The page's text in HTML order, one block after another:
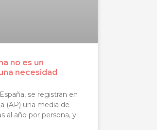
no es un
necesidad
se registran en
(AP) una media de
al año por persona, y